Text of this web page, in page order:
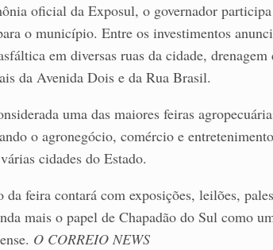
oficial da Exposul, o governador
o município. Entre os investimentos
em diversas ruas da cidade,
da Avenida Dois e da Rua Brasil.
uma das maiores feiras
o agronegócio, comércio e
cidades do Estado.
da feira contará com exposições, leilões,
mais o papel de Chapadão do Sul como
O CORREIO NEWS